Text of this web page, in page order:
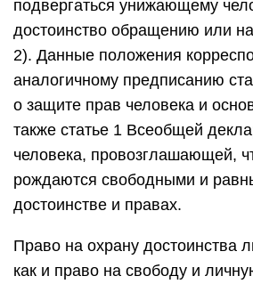
подвергаться унижающему
достоинство обращению или
2). Данные положения
аналогичному предписанию
о защите прав человека и
также статье 1 Всеобщей
человека, провозглашающей,
рождаются свободными и
достоинстве и правах.
Право на охрану достоинства
как и право на свободу и